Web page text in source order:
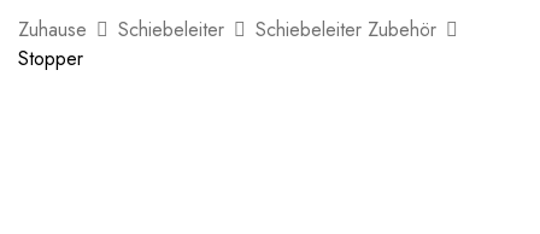
Zuhause Schiebeleiter
Schiebeleiter Zubehör
Stopper